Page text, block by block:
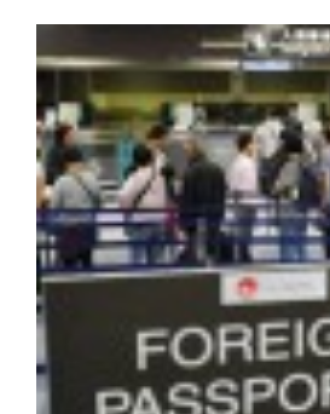
브랜드 공식과 제휴가 많아 정품만 취급
이용하면 올리브영보다 저렴해지는 경우
소량 구매 시 배송비가 비싸게 나오는 경
이득입니다.
배송비 주문 총액이 8,000엔 이상이면
1,000~1,500엔입니다.
스타일코리안에서 한국 화장품 확인하기
정리 어떠셨나요? 이번에는 일본에서 한
쇼핑몰 8선 특징과 배송료를 총정리해 봤
집에서 스마트폰만으로도 한국의 다양한
되었습니다.
이번 기사를 참고해서 원하는 제품을 더
올리브영(라쿠텐): 한국 최대 규모의 드
무신사: 한국 최대 규모의 패션 온라인 쇼
구매가능 ・큐텐: 품목이 풍부하고 프로
목소리)을 잘 지키는 것이 중요합니다. 세
보세요. 오사카 아주머니(오바상)가 주머
당신은 이미 오사카의 매력에 빠진 것입니다! 맺음말 도쿄는
도시의 정석을, 오사카는 사람 사는 냄새
여러분은 어느 도시의 스타일이 더 끌리
방문하신다면, 두 도시 사람들의 이런 미
바랍니다! 도움이 되셨다면 추천과 댓글
도쿄와 오사카의 차이점도 궁금해요!
일본문화 #도쿄사람성격 #오사카사람
일본에스컬레이터방향 #도쿄여행팁 #오
지금은 편의점부터 동네 작은 식당까지
PayPay(페이페이)의 독주: 일본에서 가장
수단입니다. 라인페이(LINE Pay)와 통합
가능합니다. 지자체 캠페인을 노리세요: 일본 거주자라면 주목해야 할 점! 각
구청이나 시청에서 "우리 동네에서
같은 파격적인 캠페인을 자주 진행합니
아낄 수 있는 꿀팁입니다. 2. 일본 생활의 꽃, '포이카츠(ポイ活)'란?
일본어에는 **'포이카츠(ポイ活)'**라는
줄임말로, 포인트를 전략적으로 쌓아 현
의미합니다. 일본은 포인트 적립률이 한국
만들어야 할 3대 포인트 카드 V-포인트 (구 T-포인트): 패밀리마트, 웰시아
(약국) 등 가장 범용성이 높습니다. 라쿠텐(Rakuten) 포인트: '라쿠텐
경제권'이라는 말이 있을 정도입니다. 라
쇼핑몰을 이용하면 포인트가 기하급수적으로 쌓입
포인트: 로손(Lawson) 편의점을 자주 간다면 필수
실전 팁: 계산대에서 "포인트 카드 있으
desuka?)"라고 물을 때 당황하지 마세요.